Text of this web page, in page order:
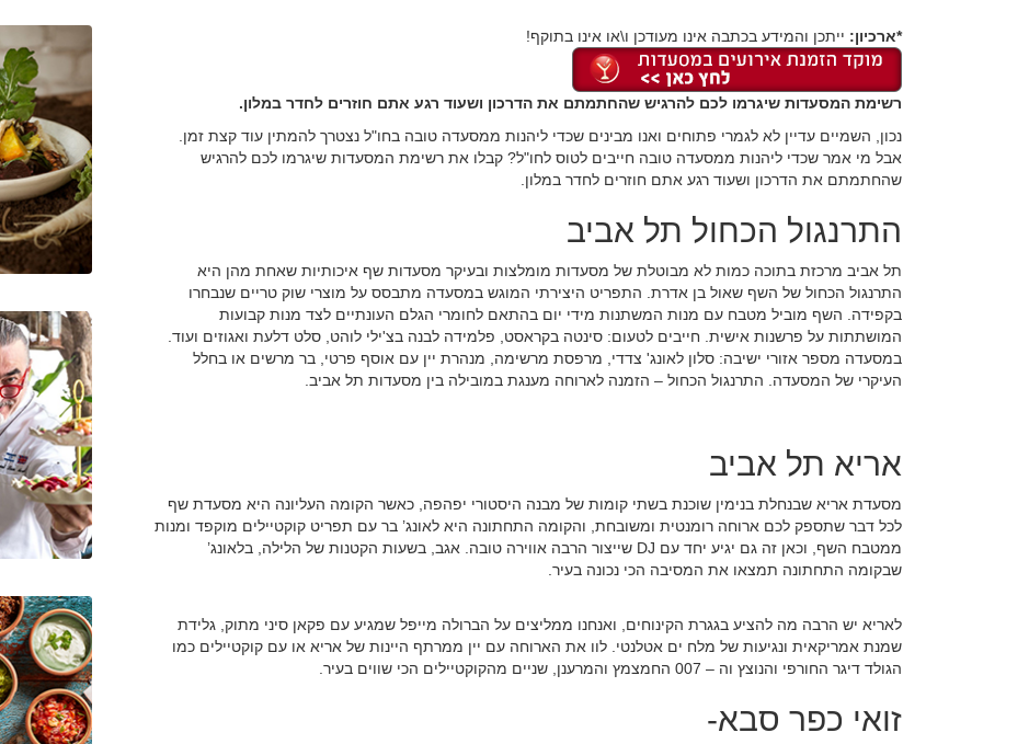
*ארכיון: ייתכן והמידע בכתבה אינו מעודכן ו\או אינו בתוקף!
רשימת המסעדות שיגרמו לכם להרגיש שהחתמתם את הדרכון ושעוד רגע אתם חוזרים לחדר במלון.
נכון, השמיים עדיין לא לגמרי פתוחים ואנו מבינים שכדי ליהנות ממסעדה טובה בחו"ל נצטרך להמתין עוד קצת זמן.
אבל מי אמר שכדי ליהנות ממסעדה טובה חייבים לטוס לחו"ל? קבלו את רשימת המסעדות שיגרמו לכם להרגיש
שהחתמתם את הדרכון ושעוד רגע אתם חוזרים לחדר במלון.
התרנגול הכחול תל אביב
תל אביב מרכזת בתוכה כמות לא מבוטלת של מסעדות מומלצות ובעיקר מסעדות שף איכותיות שאחת מהן היא
התרנגול הכחול של השף שאול בן אדרת. התפריט היצירתי המוגש במסעדה מתבסס על מוצרי שוק טריים שנבחרו
בקפידה. השף מוביל מטבח עם מנות המשתנות מידי יום בהתאם לחומרי הגלם העונתיים לצד מנות קבועות
המושתתות על פרשנות אישית. חייבים לטעום: סינטה בקראסט, פלמידה לבנה בצ'ילי לוהט, סלט דלעת ואגוזים ועוד.
במסעדה מספר אזורי ישיבה: סלון לאונג' צדדי, מרפסת מרשימה, מנהרת יין עם אוסף פרטי, בר מרשים או בחלל
העיקרי של המסעדה. התרנגול הכחול – הזמנה לארוחה מענגת במובילה בין מסעדות תל אביב.
אריא תל אביב
מסעדת אריא שבנחלת בנימין שוכנת בשתי קומות של מבנה היסטורי יפהפה, כאשר הקומה העליונה היא מסעדת שף
לכל דבר שתספק לכם ארוחה רומנטית ומשובחת, והקומה התחתונה היא לאונג’ בר עם תפריט קוקטיילים מוקפד ומנות
ממטבח השף, וכאן זה גם יגיע יחד עם DJ שייצור הרבה אווירה טובה. אגב, בשעות הקטנות של הלילה, בלאונג’
שבקומה התחתונה תמצאו את המסיבה הכי נכונה בעיר.
לאריא יש הרבה מה להציע בגגרת הקינוחים, ואנחנו ממליצים על הברולה מייפל שמגיע עם פקאן סיני מתוק, גלידת
שמנת אמריקאית ונגיעות של מלח ים אטלנטי. לוו את הארוחה עם יין ממרתף היינות של אריא או עם קוקטיילים כמו
הגולד דיגר החורפי והנוצץ וה – 007 החמצמץ והמרענן, שניים מהקוקטיילים הכי שווים בעיר.
זואי כפר סבא-